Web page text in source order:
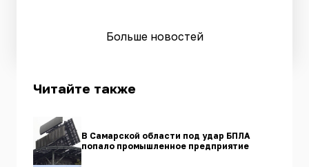
Больше новостей
Читайте также
В Самарской области под удар БПЛА
попало промышленное предприятие